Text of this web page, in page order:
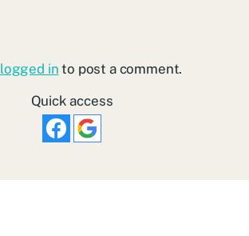
logged in to post a comment.
Quick access